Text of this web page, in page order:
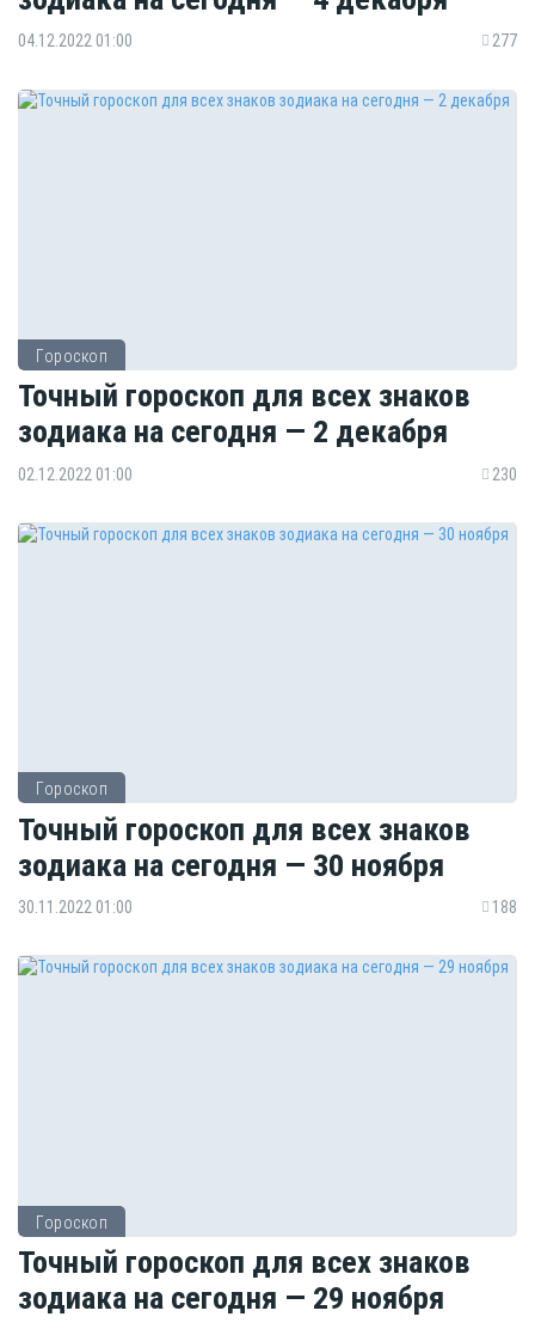
04.12.2022 01:00 277
Гороскоп
Точный гороскоп для всех знаков
зодиака на сегодня — 2 декабря
02.12.2022 01:00 230
Гороскоп
Точный гороскоп для всех знаков
зодиака на сегодня — 30 ноября
30.11.2022 01:00 188
Гороскоп
Точный гороскоп для всех знаков
зодиака на сегодня — 29 ноября